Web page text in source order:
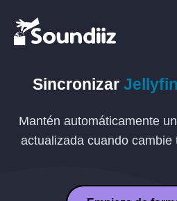
Sincronizar Jellyfin
Mantén automáticamente
actualizada cuando cambie